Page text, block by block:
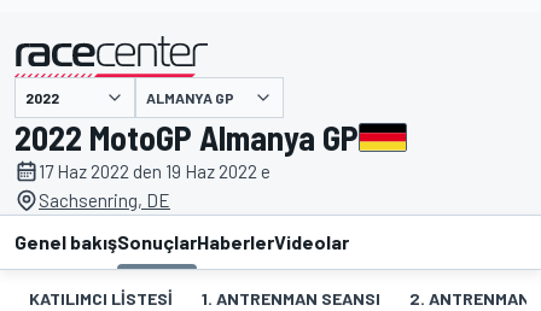
ALMANYA GP
2022 MotoGP Almanya GP
17 Haz 2022 den 19 Haz 2022 e
Sachsenring, DE
Genel bakışSonuçlarHaberlerVideolar
KATILIMCI LISTESI 1. ANTRENMAN SEANSI 2. ANTRENMAN